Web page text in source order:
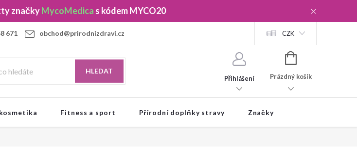
značkyMycoMedica s kódemMYCO20
671 obchod@prirodnizdravi.cz CZK
HLEDAT
Přihlášení
NÁKUPNÍ
KOŠÍK
Prázdný košík
Fitness a sport Přírodní doplňky stravy Značky